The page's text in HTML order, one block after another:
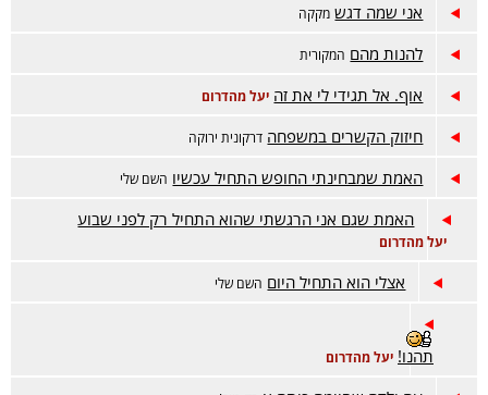
אני שמה דגש מקקה
להנות מהם המקורית
אוף. אל תגידי לי את זה יעל מהדרום
חיזוק הקשרים במשפחה דרקונית ירוקה
האמת שמבחינתי החופש התחיל עכשיו השם שלי
האמת שגם אני הרגשתי שהוא התחיל רק לפני שבוע
יעל מהדרום
אצלי הוא התחיל היום השם שלי
תהנו! יעל מהדרום